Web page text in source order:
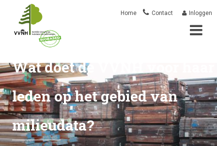
Overslaan
inhoud
gaan
User
menu
Home Contact Inloggen
Wat doet de VVNH voor haar
leden op het gebied van
milieudata?